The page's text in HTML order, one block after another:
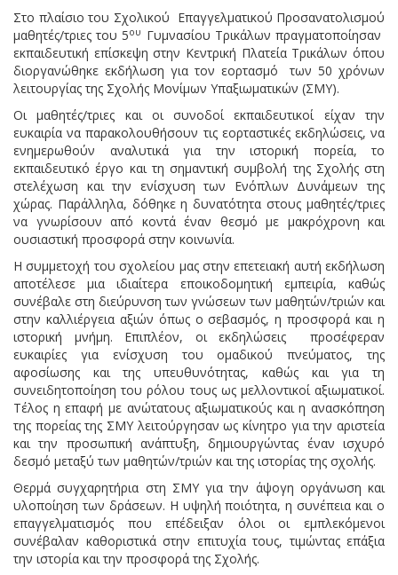
Στο πλαίσιο του Σχολικού Επαγγελματικού Προσανατολισμού
μαθητές/τριες του 5ου Γυμνασίου Τρικάλων πραγματοποίησαν
εκπαιδευτική επίσκεψη στην Κεντρική Πλατεία Τρικάλων όπου
διοργανώθηκε εκδήλωση για τον εορτασμό των 50 χρόνων
λειτουργίας της Σχολής Μονίμων Υπαξιωματικών (ΣΜΥ).
Οι μαθητές/τριες και οι συνοδοί εκπαιδευτικοί είχαν την
ευκαιρία να παρακολουθήσουν τις εορταστικές εκδηλώσεις, να
ενημερωθούν αναλυτικά για την ιστορική πορεία, το
εκπαιδευτικό έργο και τη σημαντική συμβολή της Σχολής στη
στελέχωση και την ενίσχυση των Ενόπλων Δυνάμεων της
χώρας. Παράλληλα, δόθηκε η δυνατότητα στους μαθητές/τριες
να γνωρίσουν από κοντά έναν θεσμό με μακρόχρονη και
ουσιαστική προσφορά στην κοινωνία.
Η συμμετοχή του σχολείου μας στην επετειακή αυτή εκδήλωση
αποτέλεσε μια ιδιαίτερα εποικοδομητική εμπειρία, καθώς
συνέβαλε στη διεύρυνση των γνώσεων των μαθητών/τριών και
στην καλλιέργεια αξιών όπως ο σεβασμός, η προσφορά και η
ιστορική μνήμη. Επιπλέον, οι εκδηλώσεις προσέφεραν
ευκαιρίες για ενίσχυση του ομαδικού πνεύματος, της
αφοσίωσης και της υπευθυνότητας, καθώς και για τη
συνειδητοποίηση του ρόλου τους ως μελλοντικοί αξιωματικοί.
Τέλος η επαφή με ανώτατους αξιωματικούς και η ανασκόπηση
της πορείας της ΣΜΥ λειτούργησαν ως κίνητρο για την αριστεία
και την προσωπική ανάπτυξη, δημιουργώντας έναν ισχυρό
δεσμό μεταξύ των μαθητών/τριών και της ιστορίας της σχολής.
Θερμά συγχαρητήρια στη ΣΜΥ για την άψογη οργάνωση και
υλοποίηση των δράσεων. Η υψηλή ποιότητα, η συνέπεια και ο
επαγγελματισμός που επέδειξαν όλοι οι εμπλεκόμενοι
συνέβαλαν καθοριστικά στην επιτυχία τους, τιμώντας επάξια
την ιστορία και την προσφορά της Σχολής.